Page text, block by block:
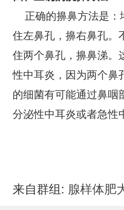
正确的擤鼻方法是：
住左鼻孔，擤右鼻孔。
住两个鼻孔，擤鼻涕。
性中耳炎，因为两个鼻
的细菌有可能通过鼻咽
分泌性中耳炎或者急性
来自群组: 腺样体肥